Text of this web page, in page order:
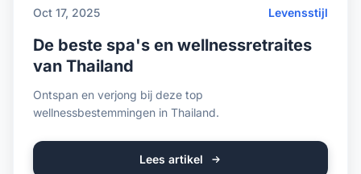
Oct 17, 2025 Levensstijl
De beste spa's en wellnessretraites
van Thailand
Ontspan en verjong bij deze top
wellnessbestemmingen in Thailand.
Lees artikel